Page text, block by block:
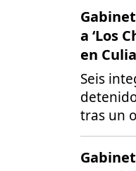
a ‘Los
en
Seis
tras un